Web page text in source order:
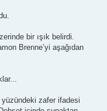
bir ışık belirdi.
Brenne’yi aşağıdan
yüzündeki zafer ifadesi